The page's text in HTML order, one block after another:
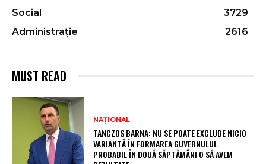
Social
3729
Administrație
2616
MUST READ
NAȚIONAL
TANCZOS BARNA: NU SE POATE EXCLUDE NICIO
VARIANTĂ ÎN FORMAREA GUVERNULUI.
PROBABIL ÎN DOUĂ SĂPTĂMÂNI O SĂ AVEM